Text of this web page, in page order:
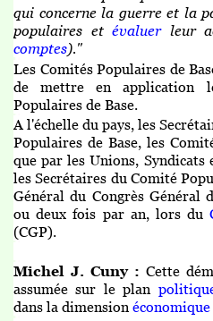
qui concerne la guerre et la
populaires etévaluerleur
comptes)."
Les Comités Populaires de
de mettre en application
Populaires de Base.
A l'échelle du pays, les
Populaires de Base, les
que par les Unions, Syndicats
les Secrétaires du Comité
Général du Congrès Général
ou deux fois par an, lors du
(CGP).
Michel J. Cuny : Cette
assumée sur le plan
dans la dimension économique